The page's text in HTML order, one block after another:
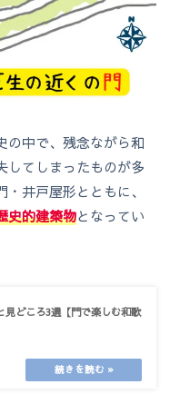
の中で、残念ながら和
してしまったものが多
井戸屋形とともに、
史的建築物となってい
見どころ3選【門で楽しむ和歌